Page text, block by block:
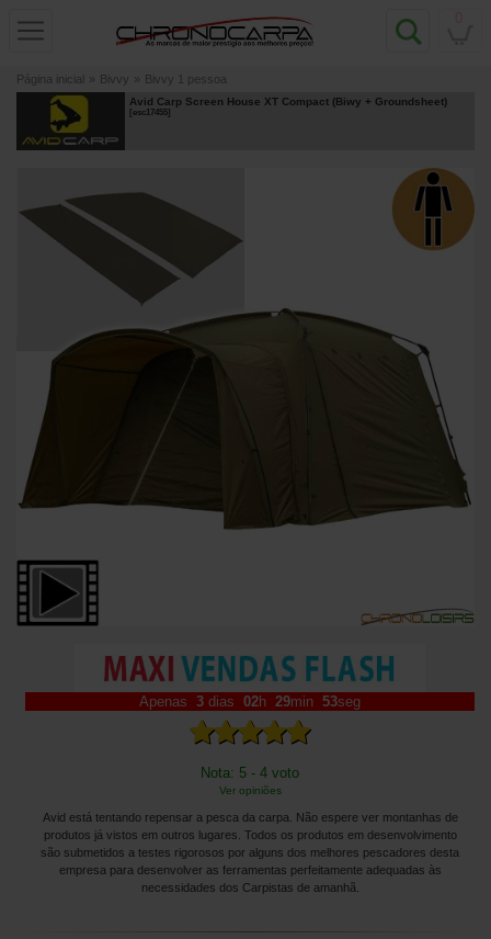
Página inicial » Bivvy » Bivvy 1 pessoa
Avid Carp Screen House XT Compact (Biwy + Groundsheet)
[esc17455]
Apenas 3 dias 02h 29min 51seg
Nota: 5 - 4 voto
Ver opiniões
Avid está tentando repensar a pesca da carpa. Não espere ver montanhas de
produtos já vistos em outros lugares. Todos os produtos em desenvolvimento
são submetidos a testes rigorosos por alguns dos melhores pescadores desta
empresa para desenvolver as ferramentas perfeitamente adequadas às
necessidades dos Carpistas de amanhã.